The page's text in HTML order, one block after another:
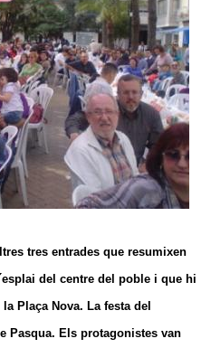
tres entrades que resumixen
del centre del poble i que hi
Plaça Nova. La festa del
Pasqua. Els protagonistes van